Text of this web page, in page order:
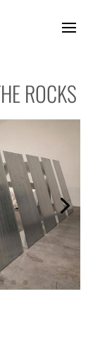
ROCKS